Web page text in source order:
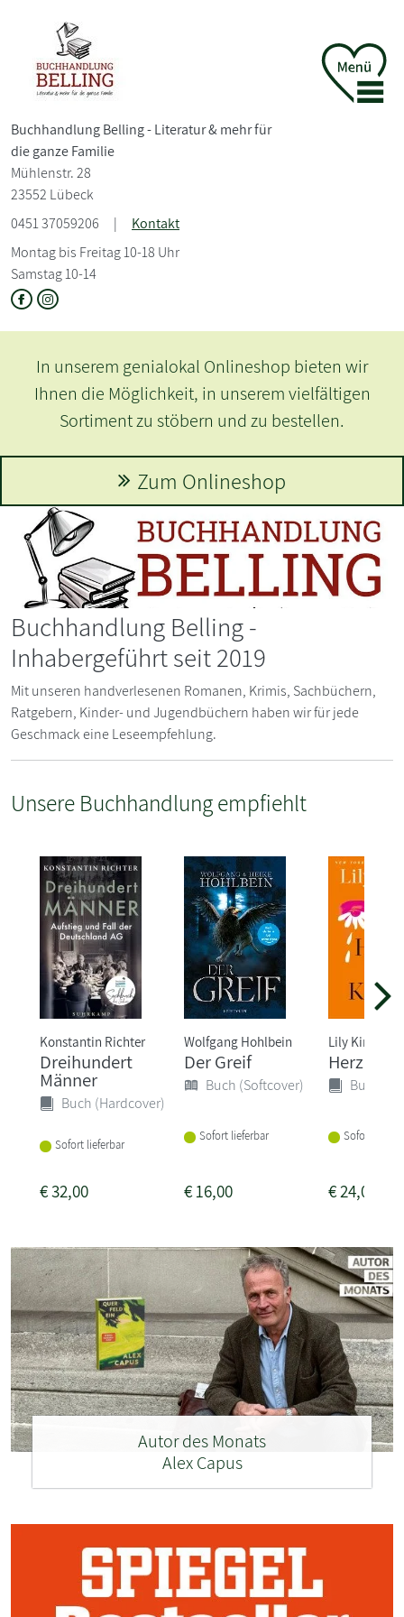
Buchhandlung Belling - Literatur &mehr für
die ganze Familie
Mühlenstr. 28
23552 Lübeck
0451 37059206
|
Kontakt
Montag bis Freitag 10-18 Uhr
Samstag 10-14
In unserem genialokal Onlineshop bieten wir
Ihnen die Möglichkeit, in unserem vielfältigen
Sortiment zu stöbern und zu bestellen.
Zum Onlineshop
Buchhandlung Belling -
Inhabergeführt seit 2019
Mit unseren handverlesenen Romanen, Krimis, Sachbüchern,
Ratgebern, Kinder- und Jugendbüchern haben wir für jede
Geschmack eine Leseempfehlung.
Unsere Buchhandlung empfiehlt
Konstantin Richter
Dreihundert
Männer
Buch (Hardcover)
Sofort lieferbar
€32,00
Wolfgang Hohlbein
Der Greif
Buch (Softcover)
Sofort lieferbar
€16,00
Lily King
Herz
Buch
Sofort
€24,00
Autor des Monats
Alex Capus